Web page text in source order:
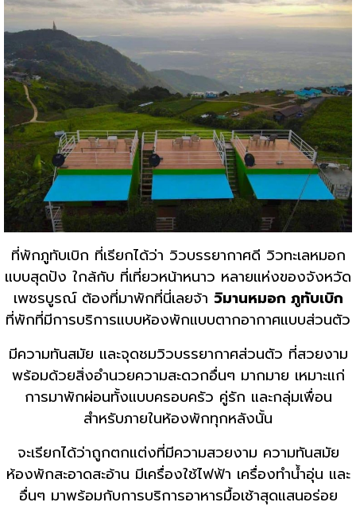
ที่พักภูทับเบิก ที่เรียกได้ว่า วิวบรรยากาศดี วิวทะเลหมอก
แบบสุดปัง ใกล้กับ ที่เที่ยวหน้าหนาว หลายแห่งของจังหวัด
เพชรบูรณ์ ต้องที่มาพักที่นี่เลยจ้า วิมานหมอก ภูทับเบิก
ที่พักที่มีการบริการแบบห้องพักแบบตากอากาศแบบส่วนตัว
มีความทันสมัย และจุดชมวิวบรรยากาศส่วนตัว ที่สวยงาม
พร้อมด้วยสิ่งอำนวยความสะดวกอื่นๆ มากมาย เหมาะแก่
การมาพักผ่อนทั้งแบบครอบครัว คู่รัก และกลุ่มเพื่อน
สำหรับภายในห้องพักทุกหลังนั้น
จะเรียกได้ว่าถูกตกแต่งที่มีความสวยงาม ความทันสมัย
ห้องพักสะอาดสะอ้าน มีเครื่องใช้ไฟฟ้า เครื่องทำน้ำอุ่น และ
อื่นๆ มาพร้อมกับการบริการอาหารมื้อเช้าสุดแสนอร่อย